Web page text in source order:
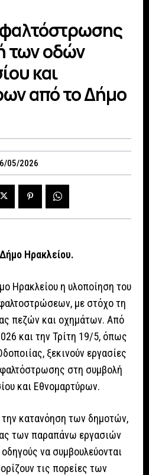
των οδών
και
από το Δήμο
05/2026
Ηρακλείου.
Ηρακλείου η υλοποίηση του
με στόχο τη
πεζών και οχημάτων. Από
και την Τρίτη 19/5, όπως
ξεκινούν εργασίες
στη συμβολή
και Εθνομαρτύρων.
κατανόηση των δημοτών,
των παραπάνω εργασιών
να συμβουλεύονται
τις πορείες των